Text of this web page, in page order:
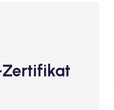
Zertifikat